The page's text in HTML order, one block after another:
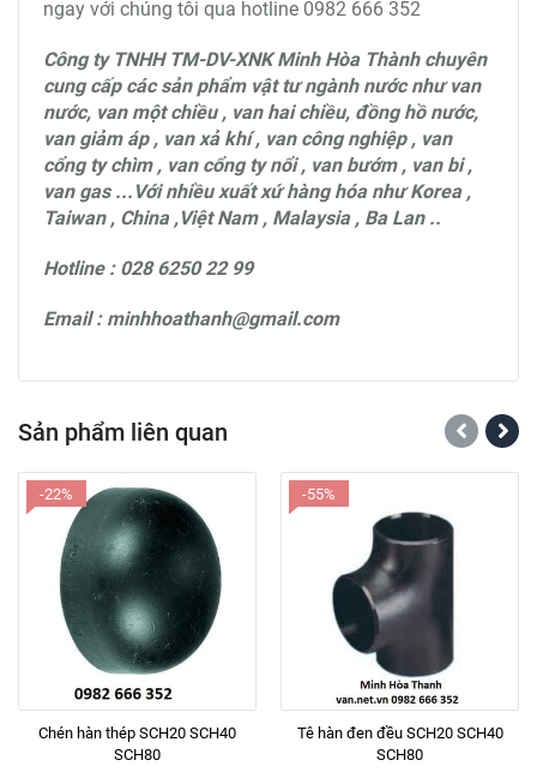
ngay với chúng tôi qua hotline 0982 666 352
Công ty TNHH TM-DV-XNK Minh Hòa Thành chuyên
cung cấp các sản phẩm vật tư ngành nước như van
nước, van một chiều , van hai chiều, đồng hồ nước,
van giảm áp , van xả khí , van công nghiệp , van
cổng ty chìm , van cổng ty nổi , van bướm , van bi ,
van gas ...Với nhiều xuất xứ hàng hóa như Korea ,
Taiwan , China ,Việt Nam , Malaysia , Ba Lan ..
Hotline : 028 6250 22 99
Email : minhhoathanh@gmail.com
Sản phẩm liên quan
-22%
Chén hàn thép SCH20 SCH40
SCH80
-55%
Tê hàn đen đều SCH20 SCH40
SCH80